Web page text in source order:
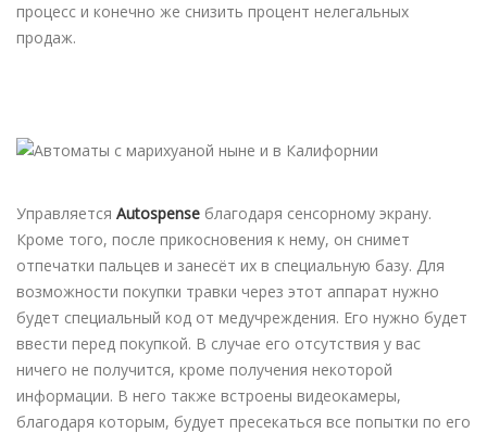
процесс и конечно же снизить процент нелегальных
продаж.
Управляется Autospense благодаря сенсорному экрану.
Кроме того, после прикосновения к нему, он снимет
отпечатки пальцев и занесёт их в специальную базу. Для
возможности покупки травки через этот аппарат нужно
будет специальный код от медучреждения. Его нужно будет
ввести перед покупкой. В случае его отсутствия у вас
ничего не получится, кроме получения некоторой
информации. В него также встроены видеокамеры,
благодаря которым, будует пресекаться все попытки по его